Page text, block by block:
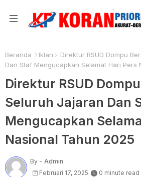
Beranda Iklan
Direktur RSUD Dompu
Dan Staf Mengucapkan Selamat Hari Pers
Direktur RSUD
Seluruh Jajaran Dan
Mengucapkan
Nasional Tahun 2025
By - Admin
Februari 17, 2025
0 minute read